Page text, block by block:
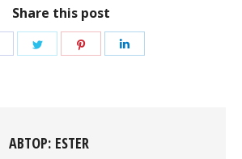
Share this post
ПоделитьсяПоделитьсяПоделиться
АВТОР: ESTER